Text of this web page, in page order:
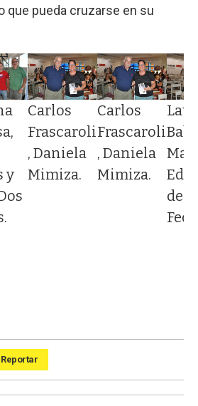
que pueda cruzarse en su
y
Carlos
Frascaroli
, Daniela
Mimiza.
Carlos
Frascaroli
, Daniela
Mimiza.
del
Reportar